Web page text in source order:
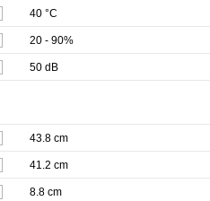
40 °C
20 - 90%
50 dB
43.8 cm
41.2 cm
8.8 cm